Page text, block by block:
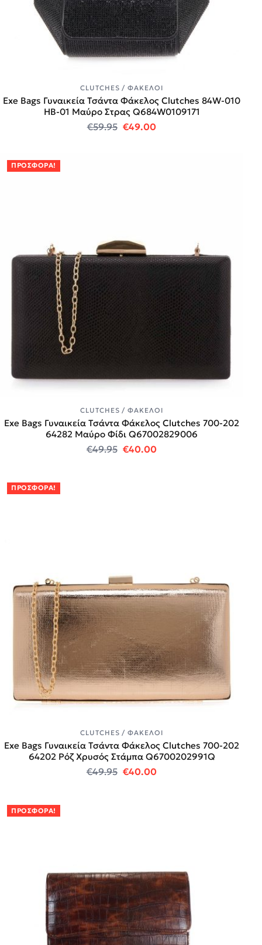
CLUTCHES / ΦΆΚΕΛΟΙ
Exe Bags Γυναικεία Τσάντα Φάκελος Clutches 84W-010
HB-01 Μαύρο Στρας Q684W0109171
€59.95 Original price was: €59.95.
€49.00Η τρέχουσα τιμή
ΠΡΟΣΦΟΡΆ!
CLUTCHES / ΦΆΚΕΛΟΙ
Exe Bags Γυναικεία Τσάντα Φάκελος Clutches 700-202
64282 Μαύρο Φίδι Q67002829006
€49.95 Original price was: €49.95.
€40.00Η τρέχουσα τιμή
ΠΡΟΣΦΟΡΆ!
CLUTCHES / ΦΆΚΕΛΟΙ
Exe Bags Γυναικεία Τσάντα Φάκελος Clutches 700-202
64202 Ρόζ Χρυσός Στάμπα Q6700202991Q
€49.95 Original price was: €49.95.
€40.00Η τρέχουσα τιμή
ΠΡΟΣΦΟΡΆ!